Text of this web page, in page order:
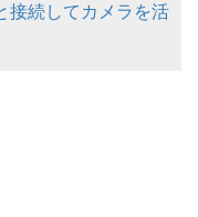
接続してカメラを活